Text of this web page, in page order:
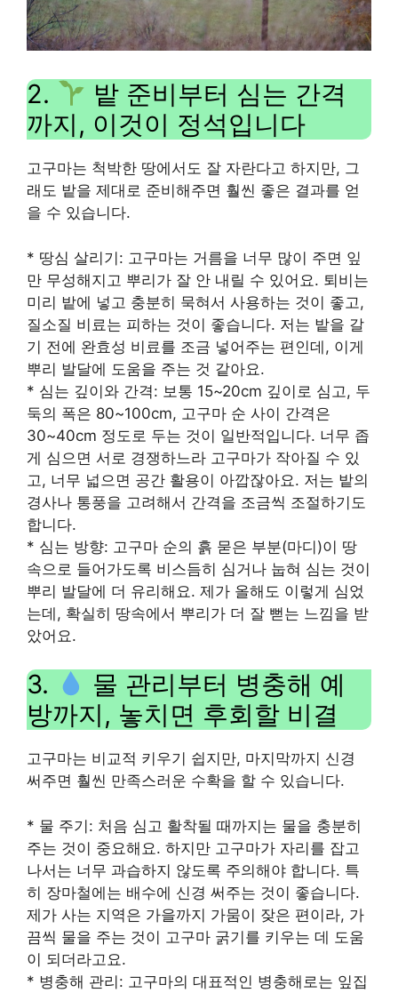
2.
밭 준비부터 심는 간격
까지, 이것이 정석입니다
고구마는 척박한 땅에서도 잘 자란다고 하지만, 그
래도 밭을 제대로 준비해주면 훨씬 좋은 결과를 얻
을 수 있습니다.
* 땅심 살리기: 고구마는 거름을 너무 많이 주면 잎
만 무성해지고 뿌리가 잘 안 내릴 수 있어요. 퇴비는
미리 밭에 넣고 충분히 묵혀서 사용하는 것이 좋고,
질소질 비료는 피하는 것이 좋습니다. 저는 밭을 갈
기 전에 완효성 비료를 조금 넣어주는 편인데, 이게
뿌리 발달에 도움을 주는 것 같아요.
* 심는 깊이와 간격: 보통 15~20cm 깊이로 심고, 두
둑의 폭은 80~100cm, 고구마 순 사이 간격은
30~40cm 정도로 두는 것이 일반적입니다. 너무 좁
게 심으면 서로 경쟁하느라 고구마가 작아질 수 있
고, 너무 넓으면 공간 활용이 아깝잖아요. 저는 밭의
경사나 통풍을 고려해서 간격을 조금씩 조절하기도
합니다.
* 심는 방향: 고구마 순의 흙 묻은 부분(마디)이 땅
속으로 들어가도록 비스듬히 심거나 눕혀 심는 것이
뿌리 발달에 더 유리해요. 제가 올해도 이렇게 심었
는데, 확실히 땅속에서 뿌리가 더 잘 뻗는 느낌을 받
았어요.
3.
물 관리부터 병충해 예
방까지, 놓치면 후회할 비결
고구마는 비교적 키우기 쉽지만, 마지막까지 신경
써주면 훨씬 만족스러운 수확을 할 수 있습니다.
* 물 주기: 처음 심고 활착될 때까지는 물을 충분히
주는 것이 중요해요. 하지만 고구마가 자리를 잡고
나서는 너무 과습하지 않도록 주의해야 합니다. 특
히 장마철에는 배수에 신경 써주는 것이 좋습니다.
제가 사는 지역은 가을까지 가뭄이 잦은 편이라, 가
끔씩 물을 주는 것이 고구마 굵기를 키우는 데 도움
이 되더라고요.
* 병충해 관리: 고구마의 대표적인 병충해로는 잎집